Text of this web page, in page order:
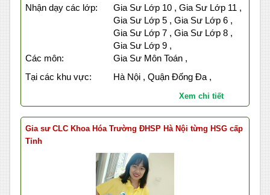
Nhận dạy các lớp:
Gia Sư Lớp 10 , Gia Sư Lớp 11 ,
Gia Sư Lớp 5 , Gia Sư Lớp 6 ,
Gia Sư Lớp 7 , Gia Sư Lớp 8 ,
Gia Sư Lớp 9 ,
Các môn:
Gia Sư Môn Toán ,
Tại các khu vực:
Hà Nội , Quận Đống Đa ,
Xem chi tiết
Gia sư CLC Khoa Hóa Trường ĐHSP Hà Nội từng HSG cấp
Tỉnh